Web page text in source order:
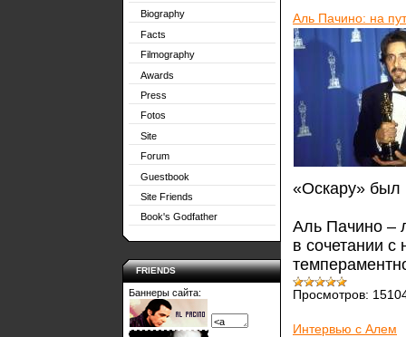
Biography
Facts
Filmography
Awards
Press
Fotos
Site
Forum
Guestbook
Site Friends
Book's Godfather
FRIENDS
Баннеры сайта:
Аль Пачино: на
«Оскару» был
Аль Пачино –
в сочетании с
Просмотров:
Интервью с Алем